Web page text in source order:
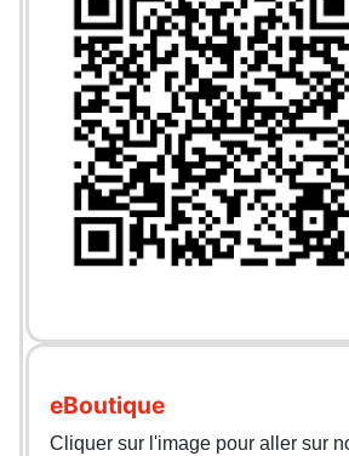
eBoutique
Cliquer sur l'image pour aller sur